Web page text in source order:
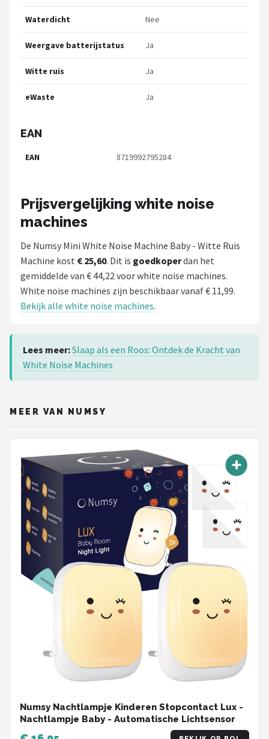
Waterdicht Nee
Weergave batterijstatus Ja
Witte ruis Ja
eWaste Ja
EAN
EAN 8719992795284
Prijsvergelijking white noise
machines
De Numsy Mini White Noise Machine Baby - Witte Ruis
Machine kost € 25,60. Dit is goedkoperdan het
gemiddelde van € 44,22 voor white noise machines.
White noise machines zijn beschikbaar vanaf € 11,99.
Bekijk alle white noise machines.
Lees meer:Slaap als een Roos: Ontdek de Kracht van
White Noise Machines
MEER VAN NUMSY
Numsy Nachtlampje Kinderen Stopcontact Lux -
Nachtlampje Baby - Automatische Lichtsensor